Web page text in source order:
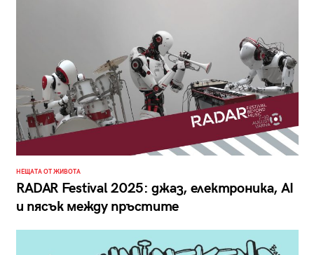
НЕЩАТА ОТ ЖИВОТА
RADAR Festival 2025: джаз, електроника, AI
и пясък между пръстите